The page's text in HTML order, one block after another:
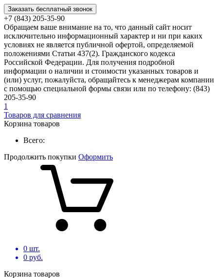
Заказать бесплатный звонок
+7 (843) 205-35-90
Обращаем ваше внимание на то, что данный сайт носит
исключительно информационный характер и ни при каких
условиях не является публичной офертой, определяемой
положениями Статьи 437(2). Гражданского кодекса
Российской Федерации. Для получения подробной
информации о наличии и стоимости указанных товаров и
(или) услуг, пожалуйста, обращайтесь к менеджерам компании
с помощью специальной формы связи или по телефону: (843)
205-35-90
1
Товаров для сравнения
Корзина товаров
Всего:
Продолжить покупки Оформить
0 шт.
0 руб.
Корзина товаров